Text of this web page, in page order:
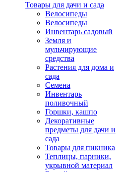
Товары для дачи и сада
Велосипеды
Велосипеды
Инвентарь садовый
Земля и
мульчирующие
средства
Растения для дома и
сада
Семена
Инвентарь
поливочный
Горшки, кашпо
Декоративные
предметы для дачи и
сада
Товары для пикника
Теплицы, парники,
укрывной материал